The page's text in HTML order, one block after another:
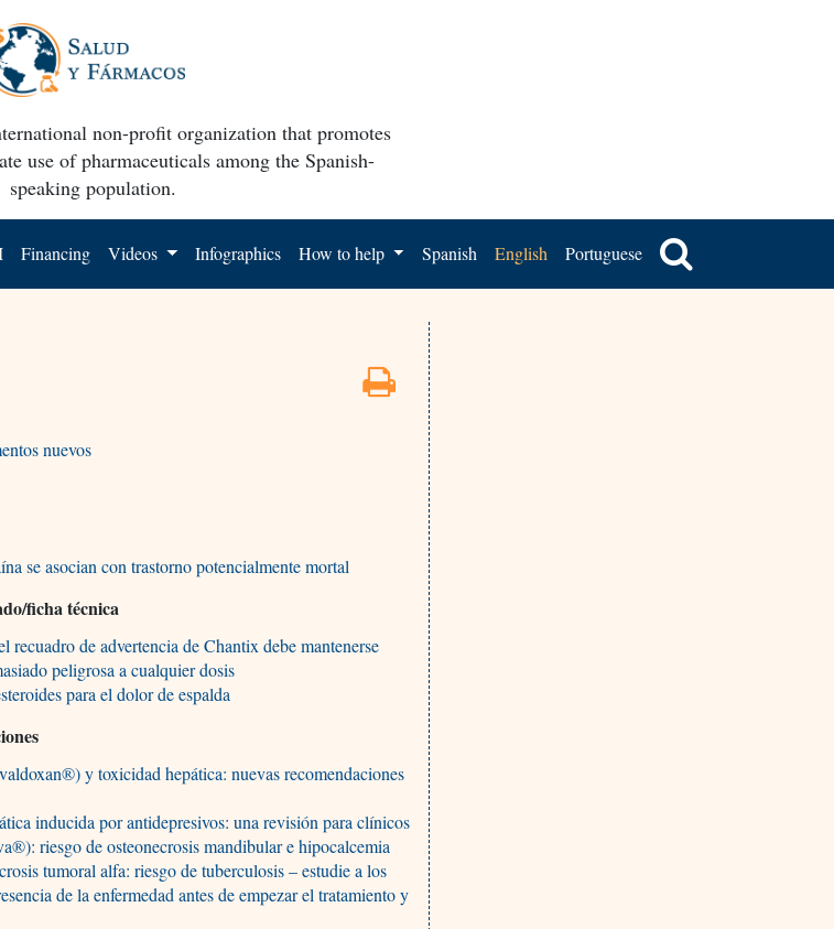
non-profit organization that promotes
use of pharmaceuticals among the Spanish-
speaking population.
Financing Videos Infographics How to help Spanish English Portuguese
nuevos
se asocian con trastorno potencialmente mortal
ficha técnica
recuadro de advertencia de Chantix debe mantenerse
peligrosa a cualquier dosis
para el dolor de espalda
y toxicidad hepática: nuevas recomendaciones
inducida por antidepresivos: una revisión para clínicos
riesgo de osteonecrosis mandibular e hipocalcemia
tumoral alfa: riesgo de tuberculosis – estudie a los
de la enfermedad antes de empezar el tratamiento y